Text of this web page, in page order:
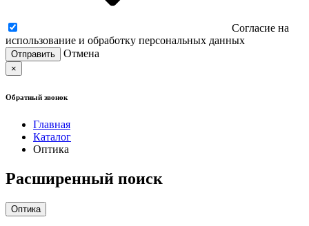
Согласие на
использование и обработку персональных данных
Отмена
×
Обратный звонок
Главная
Каталог
Оптика
Расширенный поиск
Оптика